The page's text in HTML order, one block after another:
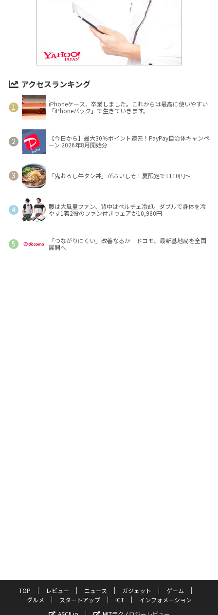
アクセスランキング
iPhoneケース、卒業しました。これからは最高に使いやすい
「iPhoneバック」で生きていきます。
【今日から】最大30％ポイント還元！PayPay自治体キャンペ
ーン 2026年8月開始分
「鬼おろし牛タン丼」がおいしそ！夏限定で1110円～
腰は大風量ファン、背中はペルチェ冷却。ダブルで身体を冷
やす1着2役のファン付きウェアが10,980円
「つながりにくい」改善なるか ドコモ、最新基地局を全国
展開へ
TOP レビュー ニュース ガジェット
ゲーム
グルメ
スタートアップ ICT
インフォメーション